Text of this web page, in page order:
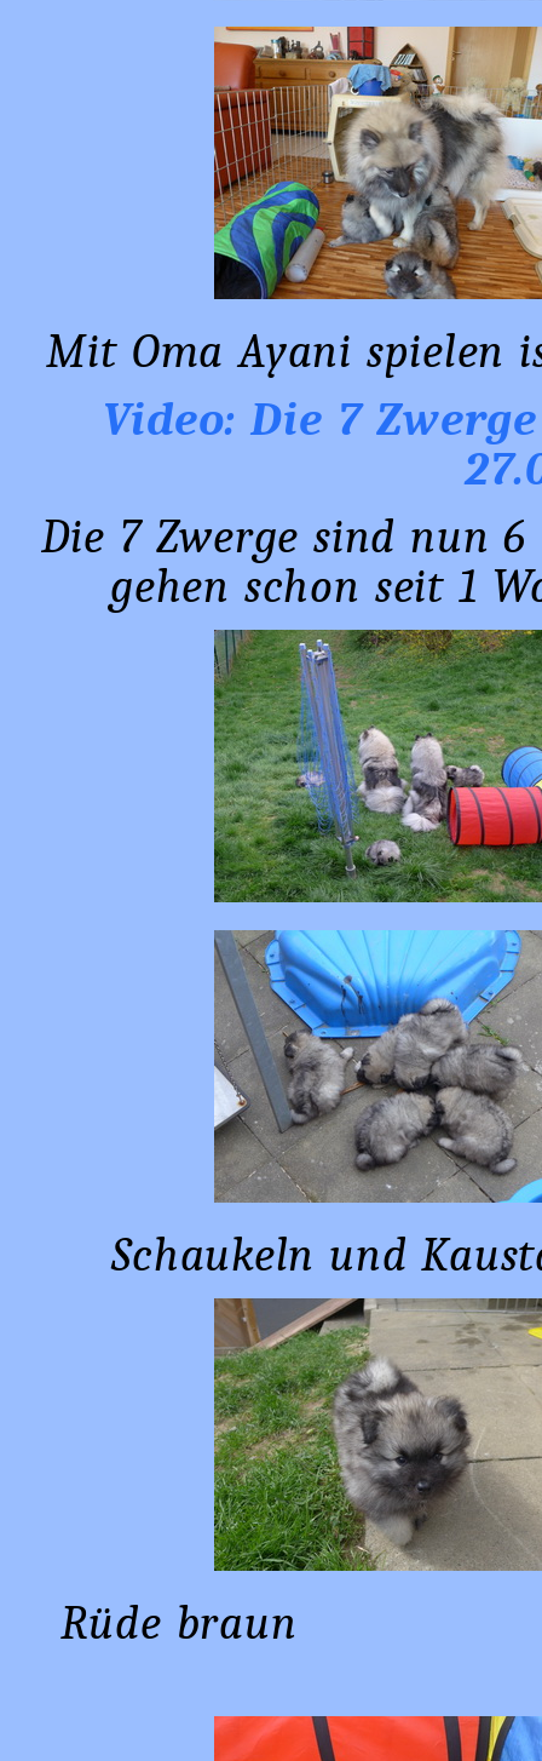
Mit Oma Ayani spielen
Video: Die 7
Die 7 Zwerge sind nun
gehen schon seit 1
Schaukeln und
Rüde braun